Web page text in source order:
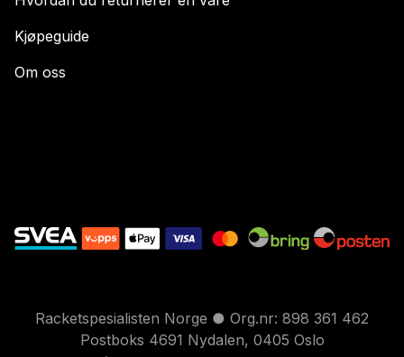
Kjøpeguide
Om oss
Racketspesialisten Norge ● Org.nr: 898 361 462
Postboks 4691 Nydalen, 0405 Oslo